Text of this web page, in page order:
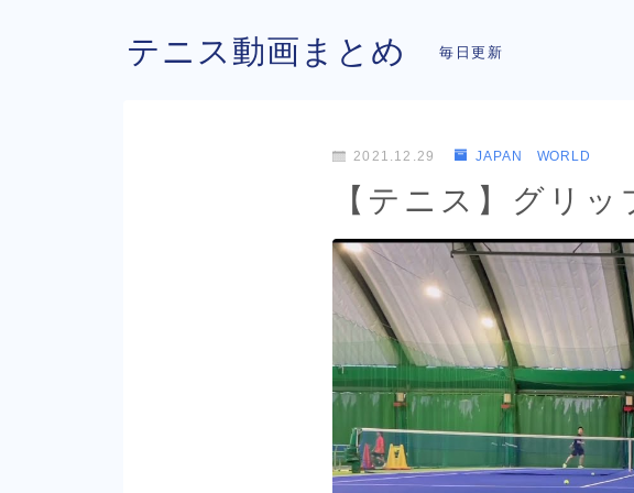
テニス動画まとめ 毎日更新
2021.12.29 JAPAN WORLD
【テニス】グリ